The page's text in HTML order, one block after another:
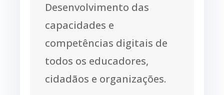
Desenvolvimento das
capacidades e
competências digitais de
todos os educadores,
cidadãos e organizações.